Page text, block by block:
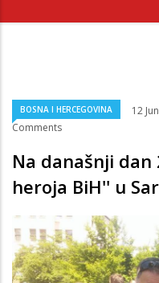
BOSNA I HERCEGOVINA 12
Comments
Na današnji
heroja BiH'' u